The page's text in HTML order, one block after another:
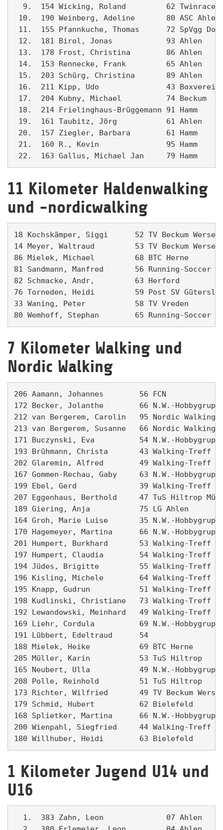
9.  154 Wicking, Roland         62
10.  190 Weinberg, Adeline       80 ASC
11.  155 Pfannkuche, Thomas      72
12.  181 Birol, Jonas            93
13.  178 Frost, Christina        86
14.  153 Rennecke, Frank         65
15.  203 Schürg, Christina       89
16.  211 Kipp, Udo               43
17.  204 Kubny, Michael          74
18.  214 Frielinghaus-Brüggemann 91
19.  161 Taubitz, Jörg           61
20.  157 Ziegler, Barbara        61
21.  160 R., Kevin               95 Hamm
22.  163 Gallus, Michael Jan     79
11 Kilometer Haldenwalking
und -nordicwalking
18 Kochskämper, Siggi      52 TV Beckum
14 Meyer, Waltraud         53 TV Beckum
86 Mielek, Michael         68 BTC Herne
81 Sandmann, Manfred       56 Running-Soccer
82 Schmacke, Andr‚         63 Herford
76 Torneden, Heidi         59 Post SV
33 Waning, Peter           58 TV Vreden
80 Wemhoff, Stephan        65 Running-Soccer
7 Kilometer Walking und
Nordic Walking
206 Aamann, Johannes        56 FCN
172 Becker, Jolanthe        66 N.W.-
212 van Bergerem, Carolin   95 Nordic Walking
213 van Bergerem, Susanne   66 Nordic Walking
171 Buczynski, Eva          54 N.W.-
193 Brühmann, Christa       43 Walking-Treff
202 Glaremin, Alfred        49 Walking-Treff
167 Gommen-Rechau, Gaby     63 N.W.-
199 Ebel, Gerd              39 Walking-Treff
207 Eggenhaus, Berthold     47 TuS Hiltrop
189 Giering, Anja           75 LG Ahlen
164 Groh, Marie Luise       35 N.W.-
170 Hagemeyer, Martina      66 N.W.-
201 Humpert, Burkhard       53 Walking-Treff
197 Humpert, Claudia        54 Walking-Treff
194 Jüdes, Brigitte         55 Walking-Treff
196 Kisling, Michele        64 Walking-Treff
195 Knapp, Gudrun           51 Walking-Treff
198 Kudlinski, Christiane   73 Walking-Treff
192 Lewandowski, Meinhard   49 Walking-
169 Liehr, Cordula          69 N.W.-
191 Lübbert, Edeltraud      54
188 Mielek, Heike           69 BTC Herne
205 Müller, Karin           53 TuS Hiltrop
165 Neubert, Ulla           49 N.W.-
208 Polle, Reinhold         51 TuS
173 Richter, Wilfried       49 TV Beckum
179 Schmid, Hubert          62 Bielefeld
168 Splietker, Martina      66 N.W.-
200 Wienpahl, Siegfried     44 Walking-Treff
180 Willhuber, Heidi        63 Bielefeld
1 Kilometer Jugend U14 und
U16
1.  383 Zahn, Leon              07 Ahlen